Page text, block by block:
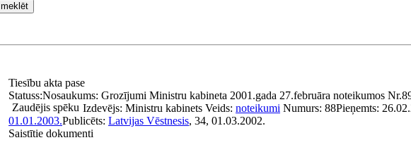
meklēt
Tiesību akta pase
Nosaukums: Grozījumi Ministru kabineta 2001.gada 27.februāra noteikumos
Statuss:
Zaudējis spēku Izdevējs: Ministru kabinets Veids: noteikumi Numurs: 88Pieņemts:
01.01.2003.Publicēts: Latvijas Vēstnesis, 34, 01.03.2002.
Saistītie dokumenti